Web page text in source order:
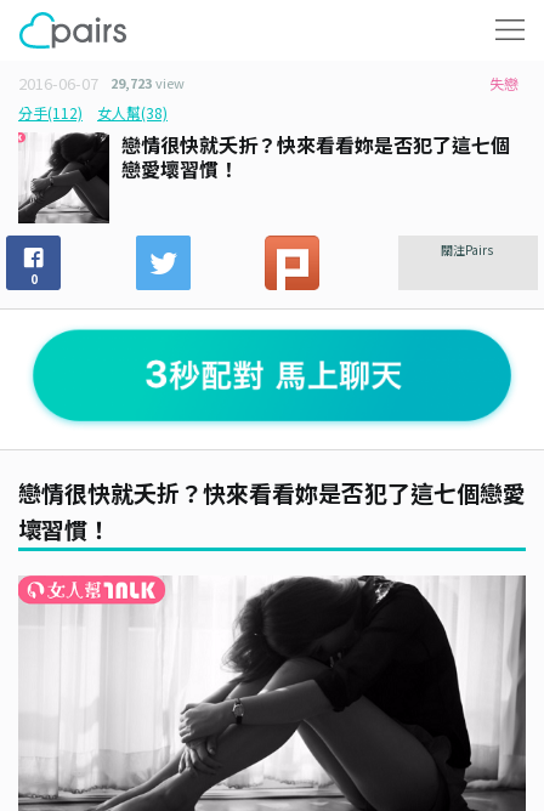
2016-06-07 29,723view
失戀
分手(112)
女人幫(38)
戀情很快就夭折？快來看看妳是否犯了這七個
戀愛壞習慣！
0
關注Pairs
戀情很快就夭折？快來看看妳是否犯了這七個戀愛
壞習慣！